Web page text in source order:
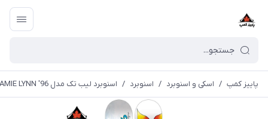
پاییز کمپ / اسکی و اسنوبرد / اسنوبرد / اسنوبرد لیب تک مدل LIB TECH JAMIE LYNN '96